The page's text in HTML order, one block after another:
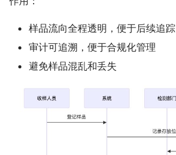
样品流向全程透明，便于后续追踪
审计可追溯，便于合规化管理
避免样品混乱和丢失